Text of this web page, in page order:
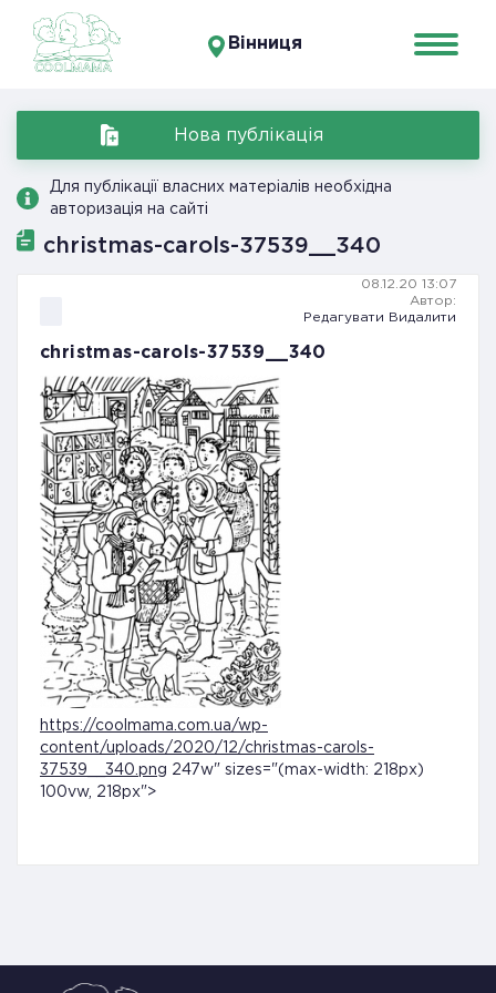
Вінниця
Нова публікація
Для публікації власних матеріалів необхідна
авторизація на сайті
christmas-carols-37539__340
08.12.20 13:07
Автор:
Редагувати
Видалити
christmas-carols-37539__340
https://coolmama.com.ua/wp-
content/uploads/2020/12/christmas-carols-
37539__340.png 247w" sizes="(max-width: 218px)
100vw, 218px">